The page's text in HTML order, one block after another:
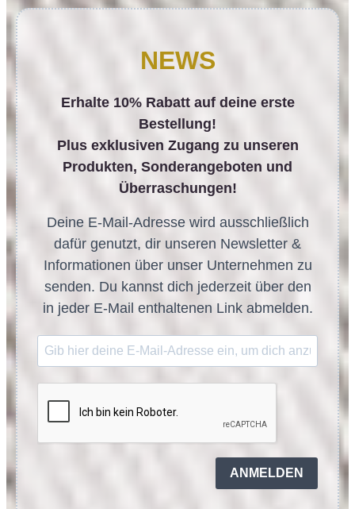
NEWS
Erhalte 10% Rabatt auf deine erste
Bestellung!
Plus exklusiven Zugang zu unseren
Produkten, Sonderangeboten und
Überraschungen!
Deine E-Mail-Adresse wird ausschließlich
dafür genutzt, dir unseren Newsletter &
Informationen über unser Unternehmen zu
senden. Du kannst dich jederzeit über den
in jeder E-Mail enthaltenen Link abmelden.
ANMELDEN